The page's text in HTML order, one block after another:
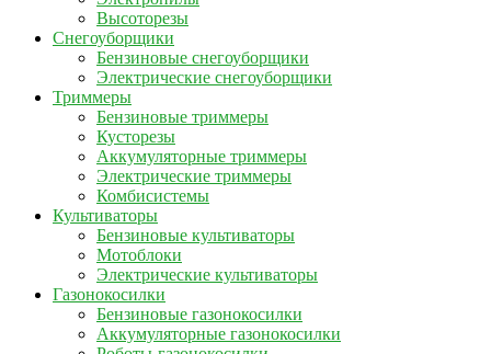
Высоторезы
Снегоуборщики
Бензиновые снегоуборщики
Электрические снегоуборщики
Триммеры
Бензиновые триммеры
Кусторезы
Аккумуляторные триммеры
Электрические триммеры
Комбисистемы
Культиваторы
Бензиновые культиваторы
Мотоблоки
Электрические культиваторы
Газонокосилки
Бензиновые газонокосилки
Аккумуляторные газонокосилки